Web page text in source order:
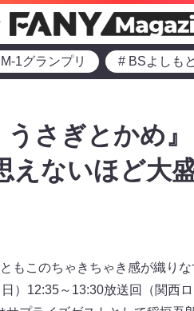
1グランプリ # BSよしもと
うさぎとかめ
えないほど大
もこのちゃきちゃき感が織り
）12:35～13:30放送回（関西